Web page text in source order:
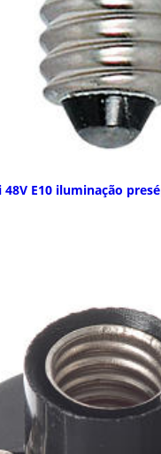
E10 iluminação